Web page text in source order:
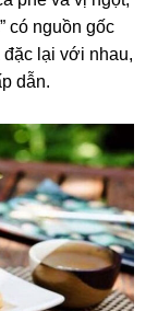
có nguồn gốc
đặc lại với nhau,
dẫn.